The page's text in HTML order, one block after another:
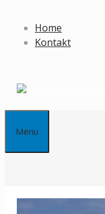
Inhalt
Home
Kontakt
Menu